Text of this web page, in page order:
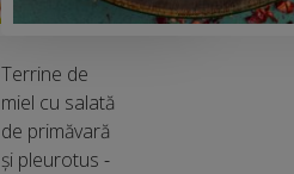
Terrine de
miel cu salată
de primăvară
și pleurotus -